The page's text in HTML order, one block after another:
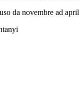
da novembre ad